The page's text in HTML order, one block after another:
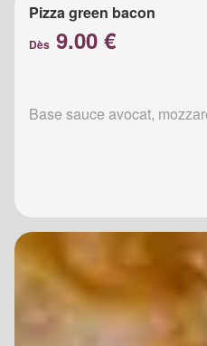
Pizza green bacon
Dès 9.00 €
Base sauce avocat,